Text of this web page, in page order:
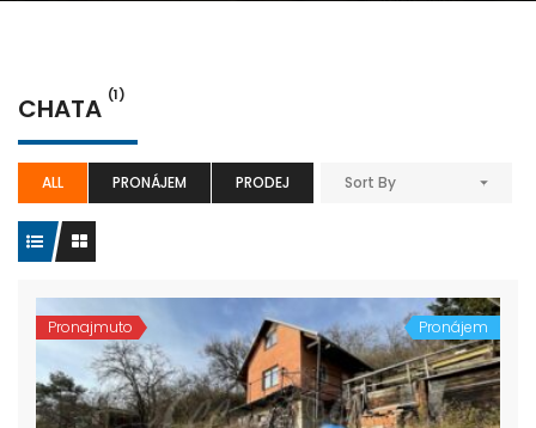
CHATA (1)
ALL PRONÁJEM PRODEJ Sort By
Pronajmuto Pronájem